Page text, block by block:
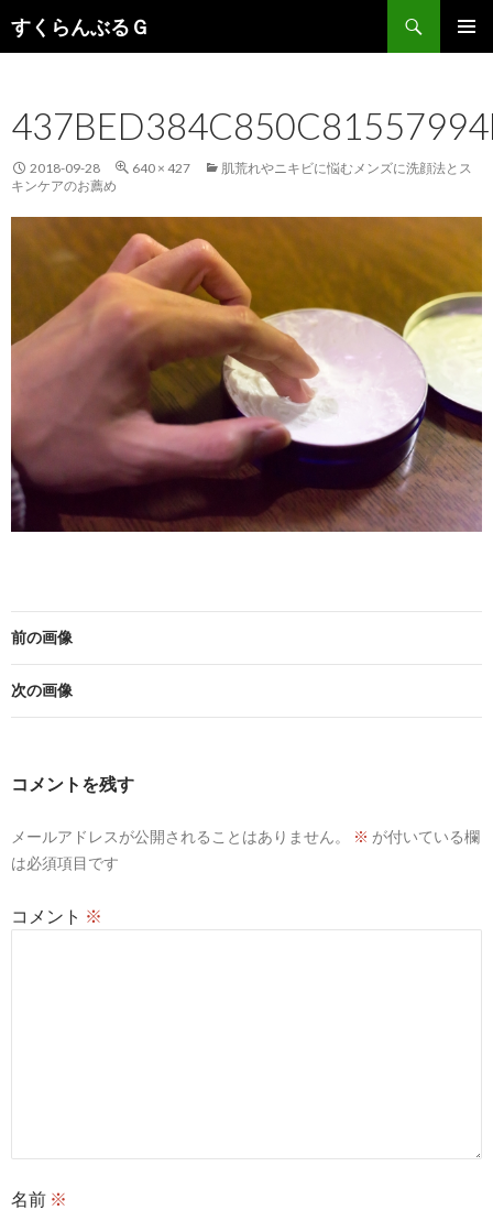
すくらんぶるＧ
索
コ
ン
ツ
へ
移
2018-09-28 640 × 427
肌荒れやニキビに悩むメンズに洗顔法とス
キンケアのお薦め
前の画像
次の画像
コメントを残す
メールアドレスが公開されることはありません。 ※ が付いている欄
は必須項目です
コメント ※
名前 ※